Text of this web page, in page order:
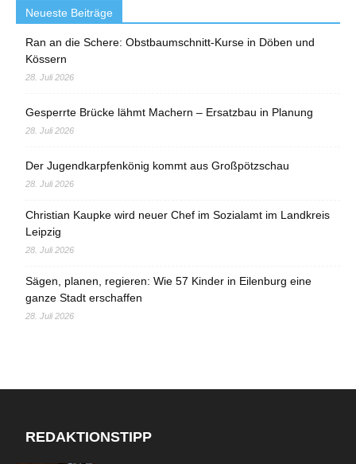
Neueste Beiträge
Ran an die Schere: Obstbaumschnitt-Kurse in Döben und
Kössern
28. Juli 2026
Gesperrte Brücke lähmt Machern – Ersatzbau in Planung
28. Juli 2026
Der Jugendkarpfenkönig kommt aus Großpötzschau
28. Juli 2026
Christian Kaupke wird neuer Chef im Sozialamt im Landkreis
Leipzig
28. Juli 2026
Sägen, planen, regieren: Wie 57 Kinder in Eilenburg eine
ganze Stadt erschaffen
28. Juli 2026
REDAKTIONSTIPP